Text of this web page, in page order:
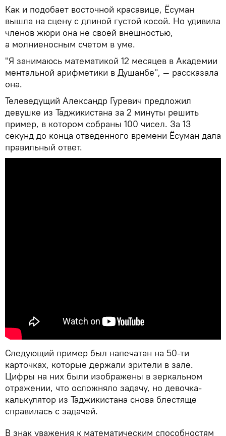
Как и подобает восточной красавице, Ёсуман
вышла на сцену с длиной густой косой. Но удивила
членов жюри она не своей внешностью,
а молниеносным счетом в уме.
"Я занимаюсь математикой 12 месяцев в Академии
ментальной арифметики в Душанбе", — рассказала
она.
Телеведущий Александр Гуревич предложил
девушке из Таджикистана за 2 минуты решить
пример, в котором собраны 100 чисел. За 13
секунд до конца отведенного времени Ёсуман дала
правильный ответ.
Следующий пример был напечатан на 50-ти
карточках, которые держали зрители в зале.
Цифры на них были изображены в зеркальном
отражении, что осложняло задачу, но девочка-
калькулятор из Таджикистана снова блестяще
справилась с задачей.
В знак уважения к математическим способностям